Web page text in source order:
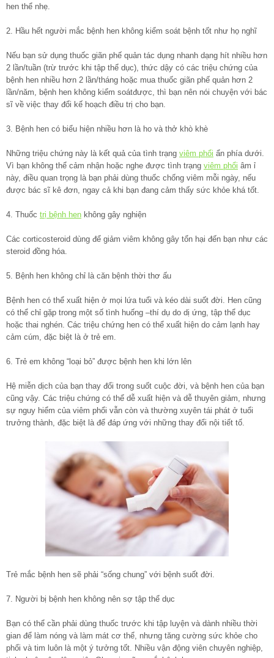
hen thể nhẹ.
2. Hầu hết người mắc bệnh hen không kiểm soát bệnh tốt như họ nghĩ
Nếu bạn sử dụng thuốc giãn phế quản tác dụng nhanh dạng hít nhiều hơn
2 lần/tuần (trừ trước khi tập thể dục), thức dậy có các triệu chứng của
bệnh hen nhiều hơn 2 lần/tháng hoặc mua thuốc giãn phế quản hơn 2
lần/năm, bệnh hen không kiểm soátđược, thì bạn nên nói chuyện với bác
sĩ về việc thay đổi kế hoạch điều trị cho bạn.
3. Bệnh hen có biểu hiện nhiều hơn là ho và thở khò khè
Những triệu chứng này là kết quả của tình trạng viêm phổi ẩn phía dưới.
Vì bạn không thể cảm nhận hoặc nghe được tình trạng viêm phổi âm ỉ
này, điều quan trọng là bạn phải dùng thuốc chống viêm mỗi ngày, nếu
được bác sĩ kê đơn, ngay cả khi bạn đang cảm thấy sức khỏe khá tốt.
4. Thuốc trị bệnh hen không gây nghiện
Các corticosteroid dùng để giảm viêm không gây tổn hại đến bạn như các
steroid đồng hóa.
5. Bệnh hen không chỉ là căn bệnh thời thơ ấu
Bệnh hen có thể xuất hiện ở mọi lứa tuổi và kéo dài suốt đời. Hen cũng
có thể chỉ gặp trong một số tình huống –thí dụ do dị ứng, tập thể dục
hoặc thai nghén. Các triệu chứng hen có thể xuất hiện do cảm lạnh hay
cảm cúm, đặc biệt là ở trẻ em.
6. Trẻ em không “loại bỏ” được bệnh hen khi lớn lên
Hệ miễn dịch của bạn thay đổi trong suốt cuộc đời, và bệnh hen của bạn
cũng vậy. Các triệu chứng có thể dễ xuất hiện và dễ thuyên giảm, nhưng
sự nguy hiểm của viêm phổi vẫn còn và thường xuyên tái phát ở tuổi
trưởng thành, đặc biệt là để đáp ứng với những thay đổi nội tiết tố.
Trẻ mắc bệnh hen sẽ phải “sống chung” với bệnh suốt đời.
7. Người bị bệnh hen không nên sợ tập thể dục
Bạn có thể cần phải dùng thuốc trước khi tập luyện và dành nhiều thời
gian để làm nóng và làm mát cơ thể, nhưng tăng cường sức khỏe cho
phổi và tim luôn là một ý tưởng tốt. Nhiều vận động viên chuyên nghiệp,